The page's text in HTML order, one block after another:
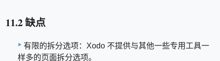
11.2 缺点
有限的拆分选项：Xodo 不提供与其他一些专用工具一
样多的页面拆分选项。